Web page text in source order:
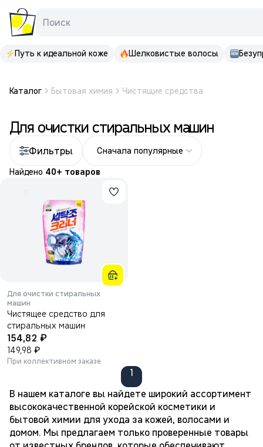
Поиск
Путь к идеальной коже Шелковистые волосы
Каталог Бытовая химия Чистящие средства
Для очистки стиральных машин
Фильтры Сначала популярные
Найдено 40+ товаров
Для очистки стиральных
машин
Чистящее средство для
стиральных машин
154,82 ₽
149,98 ₽
При коллективном заказе
1
В нашем каталоге вы найдете широкий ассортимент
высококачественной корейской косметики и
бытовой химии для ухода за кожей, волосами и
домом. Мы предлагаем только проверенные товары